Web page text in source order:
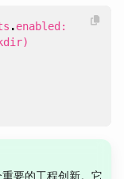
.enabled:
)
要的工程创新。它